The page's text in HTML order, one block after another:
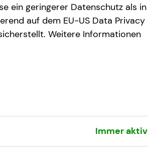
ein geringerer Datenschutz als in
auf dem EU-US Data Privacy
Weitere Informationen
Immer aktiv